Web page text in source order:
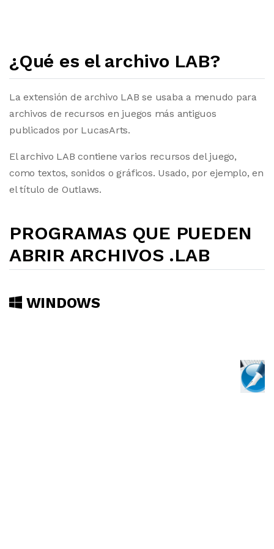
¿Qué es el archivo LAB?
La extensión de archivo LAB se usaba a menudo para
archivos de recursos en juegos más antiguos
publicados por LucasArts.
El archivo LAB contiene varios recursos del juego,
como textos, sonidos o gráficos. Usado, por ejemplo, en
el título de Outlaws.
PROGRAMAS QUE PUEDEN
ABRIR ARCHIVOS .LAB
WINDOWS